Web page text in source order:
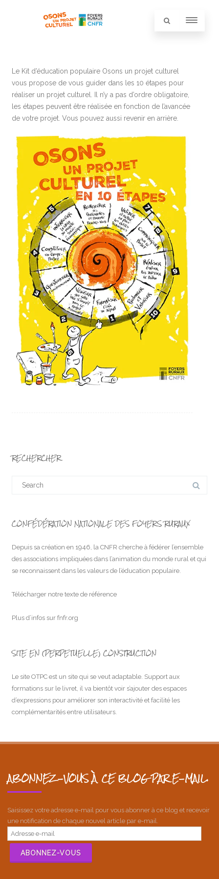
Le Kit d’éducation populaire Osons un projet culturel
vous propose de vous guider dans les 10 étapes pour
réaliser un projet culturel. Il n’y a pas d’ordre obligatoire,
les étapes peuvent être réalisée en fonction de l’avancée
de votre projet. Vous pouvez aussi revenir en arrière.
RECHERCHER
CONFÉDÉRATION NATIONALE DES FOYERS RURAUX
Depuis sa création en 1946, la CNFR cherche à fédérer l’ensemble
des associations impliquées dans l’animation du monde rural et qui
se reconnaissent dans les valeurs de l’éducation populaire.
Télécharger notre texte de référence
Plus d’infos sur fnfr.org
SITE EN (PERPETUELLE) CONSTRUCTION
Le site OTPC est un site qui se veut adaptable. Support aux
formations sur le livret, il va bientôt voir s’ajouter des espaces
d’expressions pour améliorer son interactivité et facilité les
complémentarités entre utilisateurs.
ABONNEZ-VOUS À CE BLOG PAR E-MAIL.
Saisissez votre adresse e-mail pour vous abonner à ce blog et recevoir
une notification de chaque nouvel article par e-mail.
Adresse
e-
ABONNEZ-VOUS